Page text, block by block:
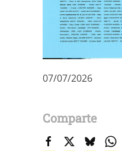
07/07/2026
Comparte